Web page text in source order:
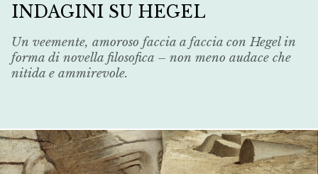
INDAGINI SU HEGEL
Un veemente, amoroso faccia a faccia con Hegel in
forma di novella filosofica – non meno audace che
nitida e ammirevole.